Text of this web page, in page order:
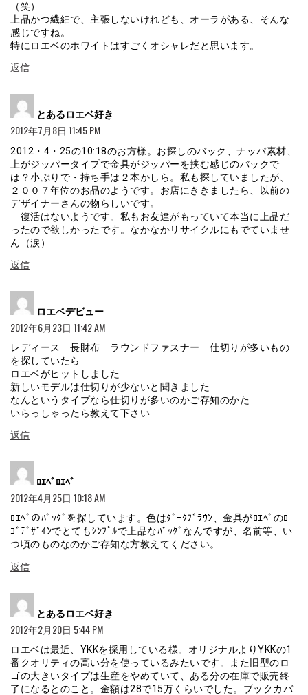
（笑）
上品かつ繊細で、主張しないけれども、オーラがある、そんな
感じですね。
特にロエベのホワイトはすごくオシャレだと思います。
返信
とあるロエベ好き
2012年7月8日 11:45 PM
2012・4・25の10:18のお方様。お探しのバック、ナッパ素材、
上がジッパータイプで金具がジッパーを挟む感じのバックで
は？小ぶりで・持ち手は２本かしら。私も探していましたが、
２００７年位のお品のようです。お店にききましたら、以前の
デザイナーさんの物らしいです。
復活はないようです。私もお友達がもっていて本当に上品だ
ったので欲しかったです。なかなかリサイクルにもでていませ
ん（涙）
返信
ロエベデビュー
2012年6月23日 11:42 AM
レディース 長財布 ラウンドファスナー 仕切りが多いもの
を探していたら
ロエベがヒットしました
新しいモデルは仕切りが少ないと聞きました
なんというタイプなら仕切りが多いのかご存知のかた
いらっしゃったら教えて下さい
返信
ﾛｴﾍﾞﾛｴﾍﾞ
2012年4月25日 10:18 AM
ﾛｴﾍﾞのﾊﾞｯｸﾞを探しています。色はﾀﾞｰｸﾌﾞﾗｳﾝ、金具がﾛｴﾍﾞのﾛ
ｺﾞﾃﾞｻﾞｲﾝでとてもｼﾝﾌﾟﾙで上品なﾊﾞｯｸﾞなんですが、名前等、い
つ頃のものなのかご存知な方教えてください。
返信
とあるロエベ好き
2012年2月20日 5:44 PM
ロエベは最近、YKKを採用している様。オリジナルよりYKKの1
番クオリティの高い分を使っているみたいです。また旧型のロ
ゴの大きいタイプは生産をやめていて、ある分の在庫で販売終
了になるとのこと。金額は28で15万くらいでした。ブックカバ